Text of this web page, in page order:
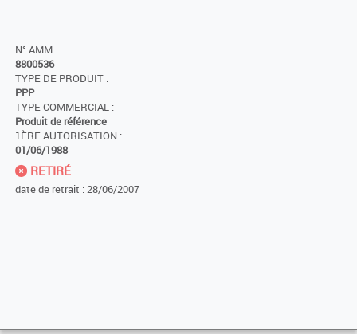
N° AMM
8800536
TYPE DE PRODUIT :
PPP
TYPE COMMERCIAL :
Produit de référence
1ÈRE AUTORISATION :
01/06/1988
RETIRÉ
date de retrait : 28/06/2007